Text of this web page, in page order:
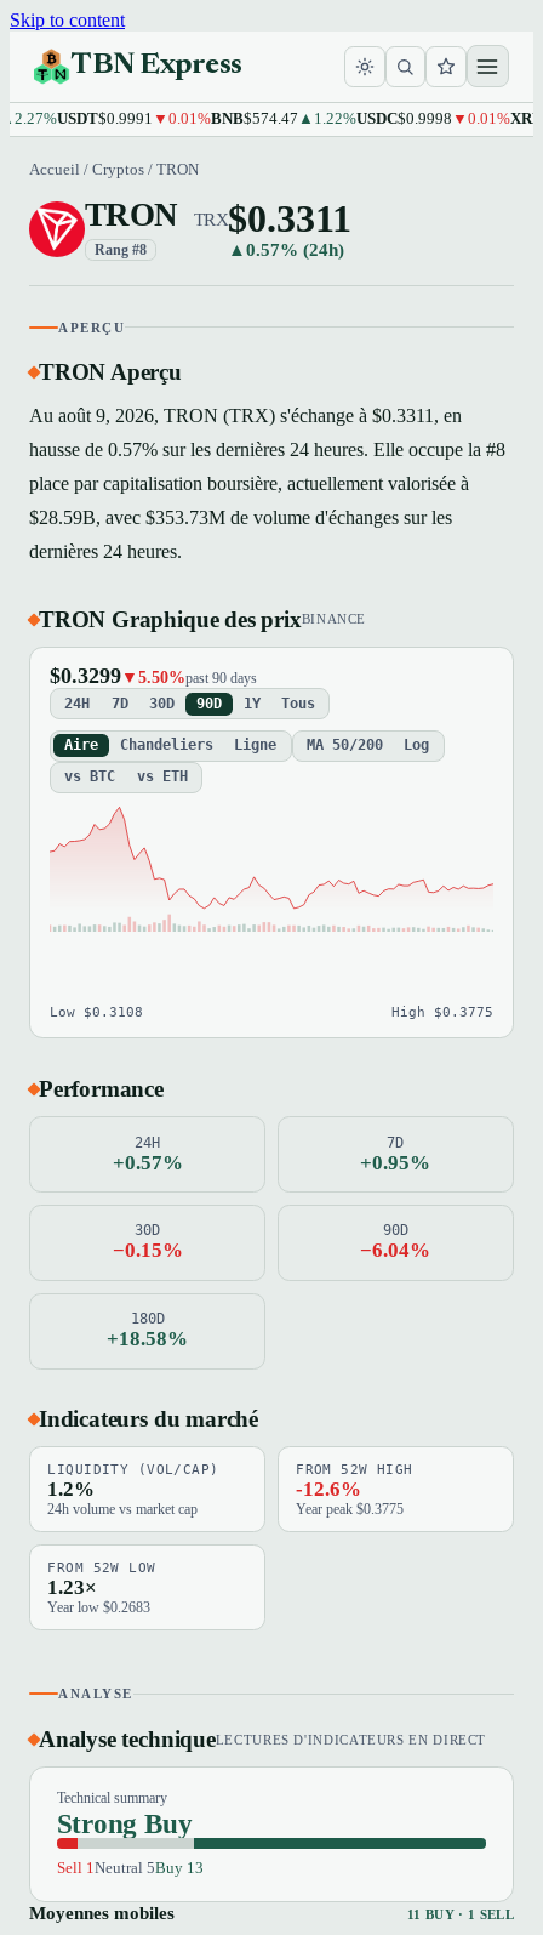
Skip to content
TBN Express
USDT$0.9991▼0.01%BNB$574.47▲1.22%USDC$0.9998▼0.01%XRP$1.10
Accueil / Cryptos / TRON
TRON TRX
Rang #8
$0.3311
▲0.57% (24h)
APERÇU
TRON Aperçu
Au août 9, 2026, TRON (TRX) s'échange à $0.3311, en
hausse de 0.57% sur les dernières 24 heures. Elle occupe la #8
place par capitalisation boursière, actuellement valorisée à
$28.59B, avec $353.73M de volume d'échanges sur les
dernières 24 heures.
TRON Graphique des prixBINANCE
$0.3299 ▼5.50%past 90 days
24H 7D 30D 90D 1Y Tous
Aire Chandeliers Ligne MA 50/200
Log
vs BTC
vs ETH
Low $0.3108 High $0.3775
Performance
24H
+0.57%
7D
+0.95%
30D
−0.15%
90D
−6.04%
180D
+18.58%
Indicateurs du marché
LIQUIDITY (VOL/CAP)
1.2%
24h volume vs market cap
FROM 52W HIGH
-12.6%
Year peak $0.3775
FROM 52W LOW
1.23×
Year low $0.2683
ANALYSE
Analyse techniqueLECTURES D'INDICATEURS EN DIRECT
Technical summary
Strong Buy
Sell 1Neutral 5Buy 13
Moyennes mobiles 11 BUY · 1 SELL